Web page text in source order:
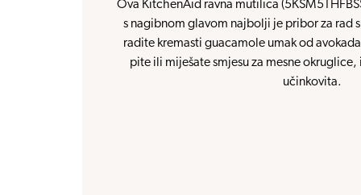
Ova KitchenAid ravna mutilica
s nagibnom glavom najbolji je pribor za rad
radite kremasti guacamole umak od
pite ili miješate smjesu za mesne
učinkovita.